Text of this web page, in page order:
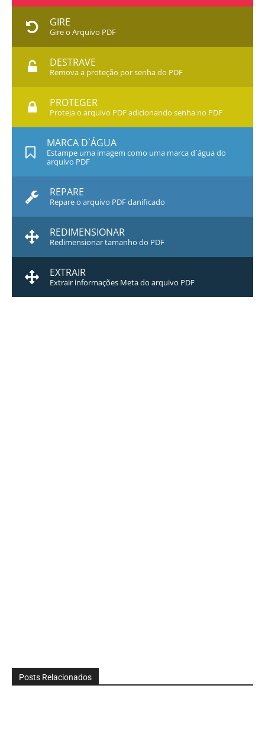
GIRE
Gire o Arquivo PDF
DESTRAVE
Remova a proteção por senha do PDF
PROTEGER
Proteja o arquivo PDF adicionando senha no PDF
MARCA D`ÁGUA
Estampe uma imagem como uma marca d`água do
arquivo PDF
REPARE
Repare o arquivo PDF danificado
REDIMENSIONAR
Redimensionar tamanho do PDF
EXTRAIR
Extrair informações Meta do arquivo PDF
Posts Relacionados